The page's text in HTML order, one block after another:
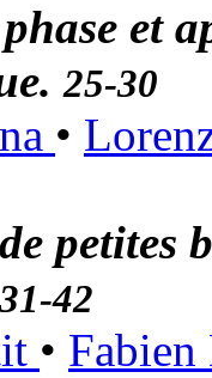
et
25-30
•
petites
31-42
•